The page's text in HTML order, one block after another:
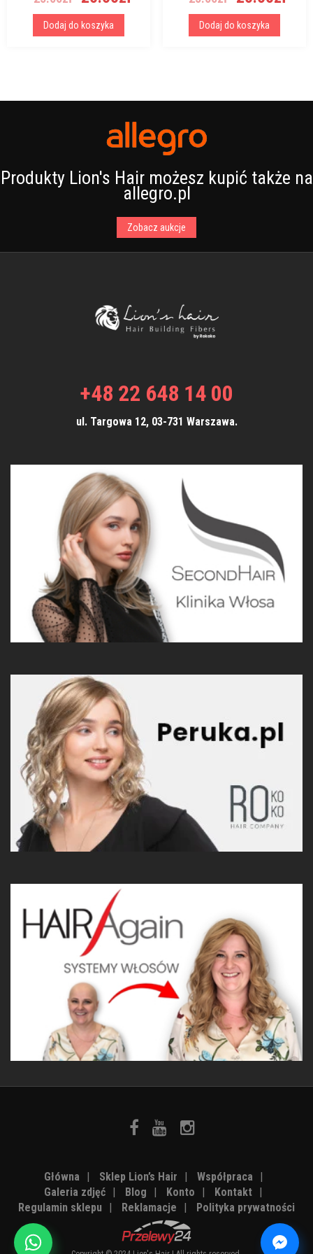
cena
wynosiła:
Dodaj do koszyka
cena
wynosiła:
Dodaj do koszyka
Produkty Lion's Hair możesz kupić także na
allegro.pl
Zobacz aukcje
+48 22 648 14 00
ul. Targowa 12, 03-731 Warszawa.
Główna Sklep Lion’s Hair Współpraca
Galeria zdjęć
Blog Konto Kontakt
Regulamin sklepu
Reklamacje Polityka prywatności